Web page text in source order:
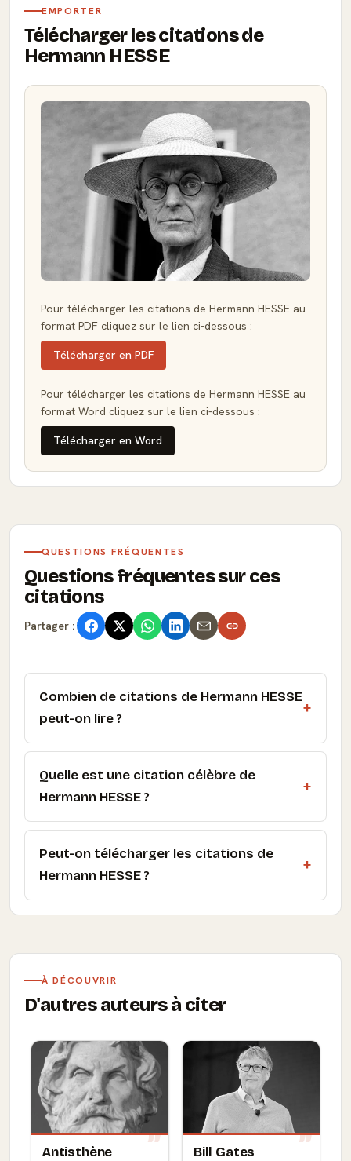
EMPORTER
Télécharger les citations de
Hermann HESSE
Pour télécharger les citations de Hermann HESSE au
format PDF cliquez sur le lien ci-dessous :
Télécharger en PDF
Pour télécharger les citations de Hermann HESSE au
format Word cliquez sur le lien ci-dessous :
Télécharger en Word
QUESTIONS FRÉQUENTES
Questions fréquentes sur ces
citations
Partager :
Combien de citations de Hermann HESSE
peut-on lire ?
Quelle est une citation célèbre de
Hermann HESSE ?
Peut-on télécharger les citations de
Hermann HESSE ?
À DÉCOUVRIR
D'autres auteurs à citer
Antisthène Bill Gates